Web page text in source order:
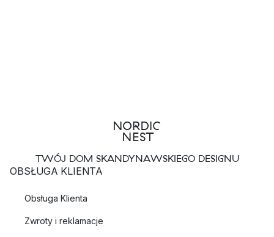
TWÓJ DOM SKANDYNAWSKIEGO DESIGNU
OBSŁUGA KLIENTA
Obsługa Klienta
Zwroty i reklamacje